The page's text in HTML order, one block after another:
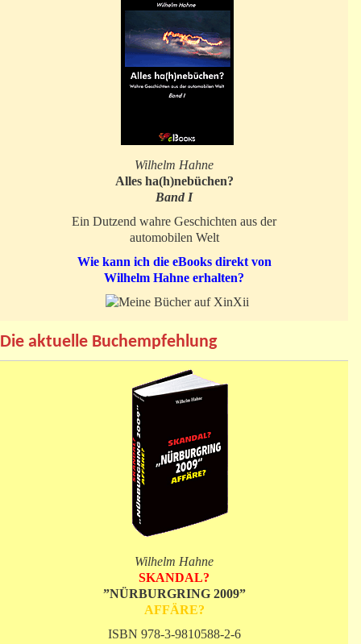
Wilhelm Hahne
Alles ha(h)nebüchen?
Band I
Ein Dutzend wahre Geschichten aus der
automobilen Welt
Wie kann ich die eBooks direkt von
Wilhelm Hahne erhalten?
Die aktuelle Buchempfehlung
Wilhelm Hahne
SKANDAL?
”NÜRBURGRING 2009”
AFFÄRE?
ISBN 978-3-9810588-2-6